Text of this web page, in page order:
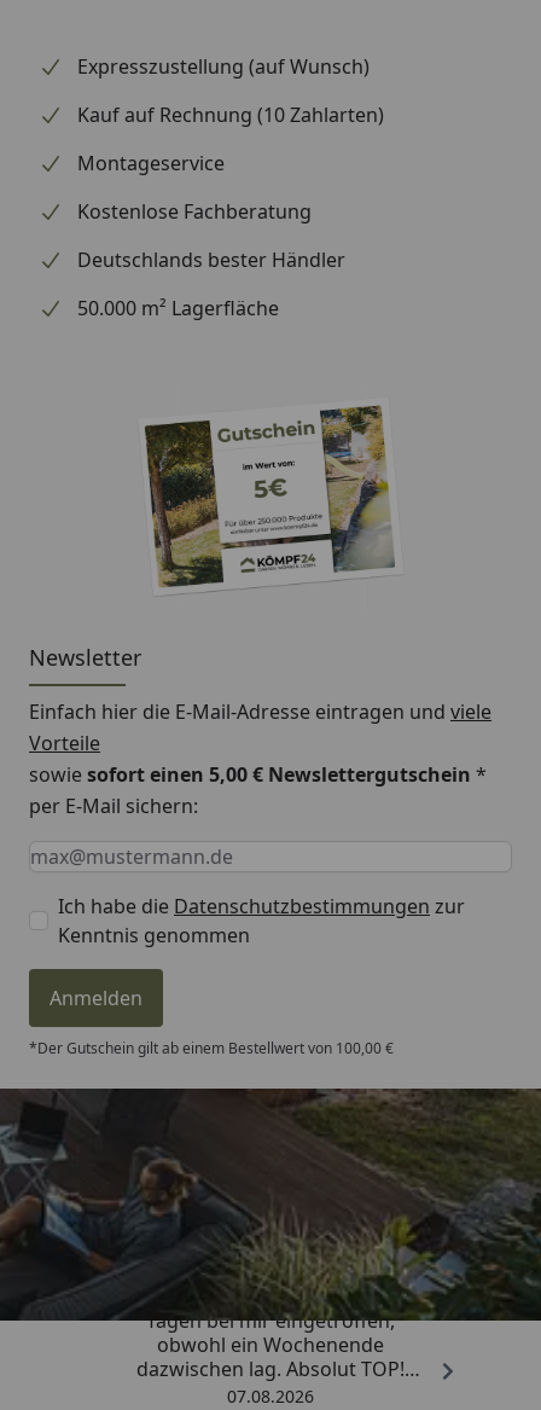
Expresszustellung (auf Wunsch)
Kauf auf Rechnung (10 Zahlarten)
Montageservice
Kostenlose Fachberatung
Deutschlands bester Händler
50.000 m² Lagerfläche
Newsletter
Einfach hier die E-Mail-Adresse eintragen und viele
Vorteile
sowiesofort einen 5,00 € Newslettergutschein *
per E-Mail sichern:
Keine Eingabe erforderlich
Eingabe erforderlich
E-Mail *
Ich habe die Datenschutzbestimmungen zur
Kenntnis genommen
Anmelden
*Der Gutschein gilt ab einem Bestellwert von 100,00 €
Trusted Shops
4,81/ 5
„Die Bestellung ist innerhalb von 4
Tagen bei mir eingetroffen,
obwohl ein Wochenende
dazwischen lag. Absolut TOP!
Sicherlich nicht die letzte
07.08.2026